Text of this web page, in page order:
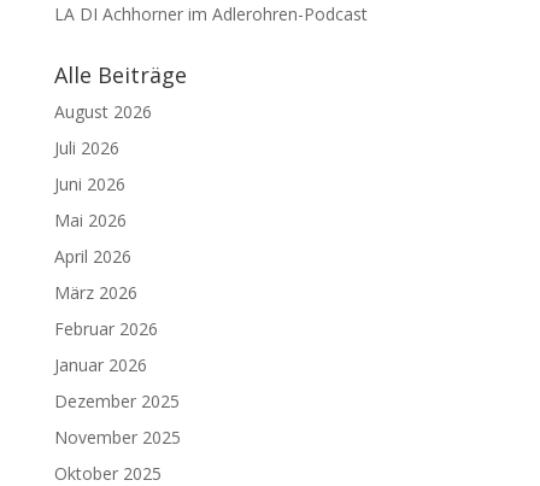
LA DI Achhorner im Adlerohren-Podcast
Alle Beiträge
August 2026
Juli 2026
Juni 2026
Mai 2026
April 2026
März 2026
Februar 2026
Januar 2026
Dezember 2025
November 2025
Oktober 2025